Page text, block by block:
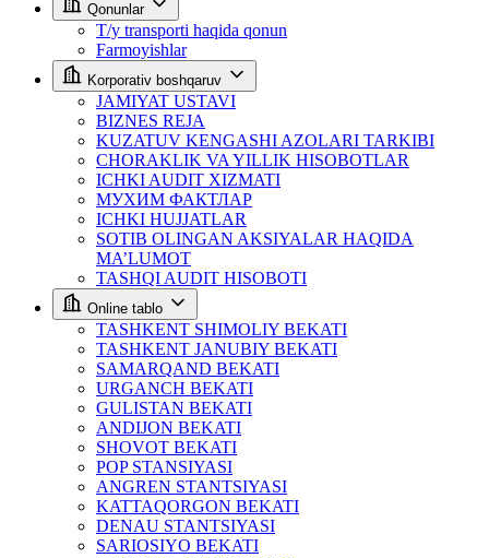
Qonunlar
T/y transporti haqida qonun
Farmoyishlar
Korporativ boshqaruv
JAMIYAT USTAVI
BIZNES REJA
KUZATUV KENGASHI AZOLARI TARKIBI
CHORAKLIK VA YILLIK HISOBOTLAR
ICHKI AUDIT XIZMATI
МУХИМ ФАКТЛАР
ICHKI HUJJATLAR
SOTIB OLINGAN AKSIYALAR HAQIDA
MA’LUMOT
TASHQI AUDIT HISOBOTI
Online tablo
TASHKENT SHIMOLIY BEKATI
TASHKENT JANUBIY BEKATI
SAMARQAND BEKATI
URGANCH BEKATI
GULISTAN BEKATI
ANDIJON BEKATI
SHOVOT BEKATI
POP STANSIYASI
ANGREN STANTSIYASI
KATTAQORGON BEKATI
DENAU STANTSIYASI
SARIOSIYO BEKATI